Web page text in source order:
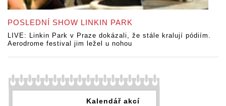
POSLEDNÍ SHOW LINKIN PARK
LIVE: Linkin Park v Praze dokázali, že stále kralují pódiím.
Aerodrome festival jim ležel u nohou
Kalendář akcí